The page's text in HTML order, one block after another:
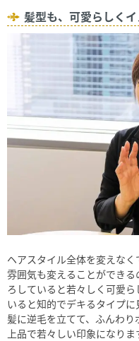
髪型も、可愛らしく
ヘアスタイル全体を変えなく
雰囲気も変えることができ
ろしていると若々しく可愛
いると知的でデキるタイプ
髪に逆毛を立てて、ふんわり
上品で若々しい印象になりま